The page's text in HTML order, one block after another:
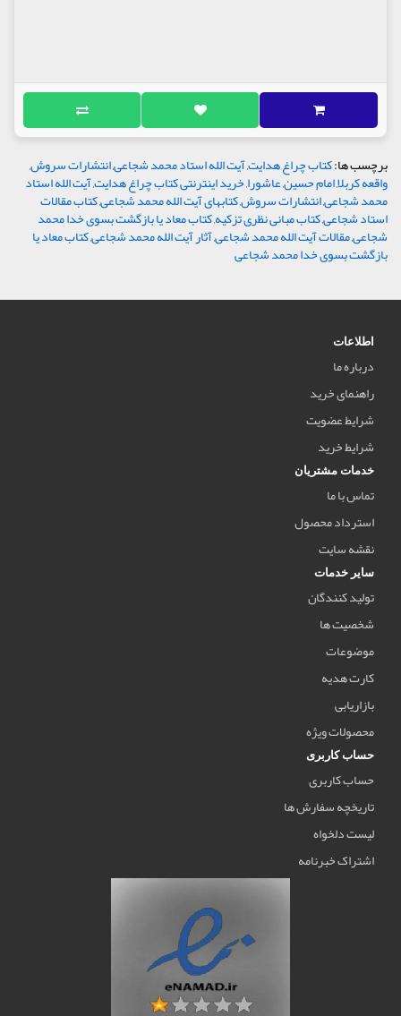
برچسب ها:کتاب چراغ هدایت,آیت الله استاد محمد شجاعی,انتشارات سروش,
واقعه کربلا,امام حسین,عاشورا,خرید اینترنتی کتاب چراغ هدایت,آیت الله استاد
محمد شجاعی,انتشارات سروش,کتابهای آیت الله محمد شجاعی,کتاب مقالات
استاد شجاعی,کتاب مبانی نظری تزکیه,کتاب معاد یا بازگشت بسوی خدا محمد
شجاعی,مقالات آیت الله محمد شجاعی,آثار آیت الله محمد شجاعی,کتاب معاد یا
بازگشت بسوی خدا محمد شجاعی
اطلاعات
درباره ما
راهنمای خرید
شرایط عضویت
شرایط خرید
خدمات مشتریان
تماس با ما
استرداد محصول
نقشه سایت
سایر خدمات
تولید کنندگان
شخصیت ها
موضوعات
کارت هدیه
بازاریابی
محصولات ویژه
حساب کاربری
حساب کاربری
تاریخچه سفارش ها
لیست دلخواه
اشتراک خبرنامه